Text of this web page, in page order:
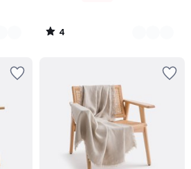
4
/